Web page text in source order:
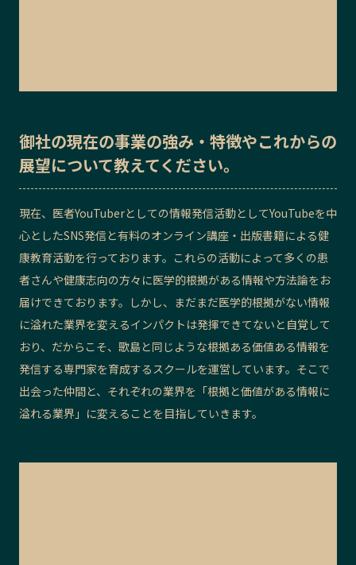
御社の現在の事業の強み・特徴やこれからの
展望について教えてください。
現在、医者YouTuberとしての情報発信活動としてYouTubeを中
心としたSNS発信と有料のオンライン講座・出版書籍による健
康教育活動を行っております。これらの活動によって多くの患
者さんや健康志向の方々に医学的根拠がある情報や方法論をお
届けできております。しかし、まだまだ医学的根拠がない情報
に溢れた業界を変えるインパクトは発揮できてないと自覚して
おり、だからこそ、歌島と同じような根拠ある価値ある情報を
発信する専門家を育成するスクールを運営しています。そこで
出会った仲間と、それぞれの業界を「根拠と価値がある情報に
溢れる業界」に変えることを目指していきます。